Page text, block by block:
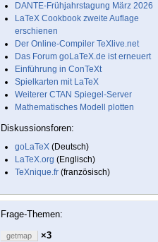
DANTE-Frühjahrstagung März 2026
LaTeX Cookbook zweite Auflage
erschienen
Der Online-Compiler TeXlive.net
Das Forum goLaTeX.de ist erneuert
Einführung in ConTeXt
Spielkarten mit LaTeX
Weiterer CTAN Spiegel-Server
Mathematisches Modell plotten
Diskussionsforen:
goLaTeX (Deutsch)
LaTeX.org (Englisch)
TeXnique.fr (französisch)
Frage-Themen:
getmap
×3